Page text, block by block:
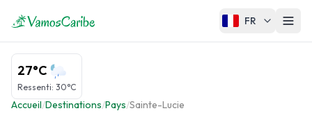
Aperçu des Caraïbes
Carte des Caraïbes
Climat des Caraïbes
FR
Accueil/Destinations/Pays/Sainte-Lucie
27°C
Ressenti: 30°C